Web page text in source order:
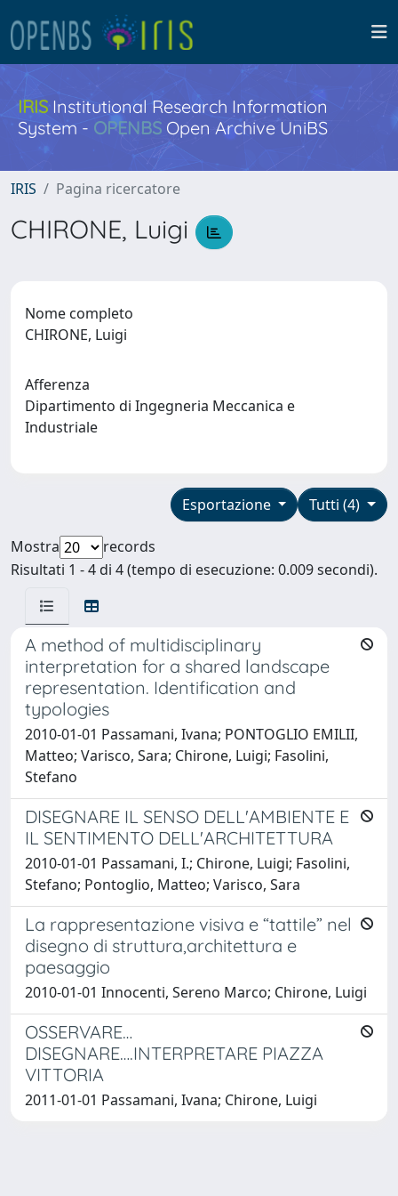
IRISInstitutional Research Information
System - OPENBS Open Archive UniBS
IRIS Pagina ricercatore
CHIRONE, Luigi
Nome completo
CHIRONE, Luigi
Afferenza
Dipartimento di Ingegneria Meccanica e
Industriale
Tutti (4)
Esportazione
Mostra
records
Risultati 1 - 4 di 4 (tempo di esecuzione: 0.009 secondi).
A method of multidisciplinary
interpretation for a shared landscape
representation. Identification and
typologies
2010-01-01 Passamani, Ivana; PONTOGLIO EMILII,
Matteo; Varisco, Sara; Chirone, Luigi; Fasolini,
Stefano
DISEGNARE IL SENSO DELL'AMBIENTE E
IL SENTIMENTO DELL'ARCHITETTURA
2010-01-01 Passamani, I.; Chirone, Luigi; Fasolini,
Stefano; Pontoglio, Matteo; Varisco, Sara
La rappresentazione visiva e “tattile” nel
disegno di struttura,architettura e
paesaggio
2010-01-01 Innocenti, Sereno Marco; Chirone, Luigi
OSSERVARE…
DISEGNARE….INTERPRETARE PIAZZA
VITTORIA
2011-01-01 Passamani, Ivana; Chirone, Luigi